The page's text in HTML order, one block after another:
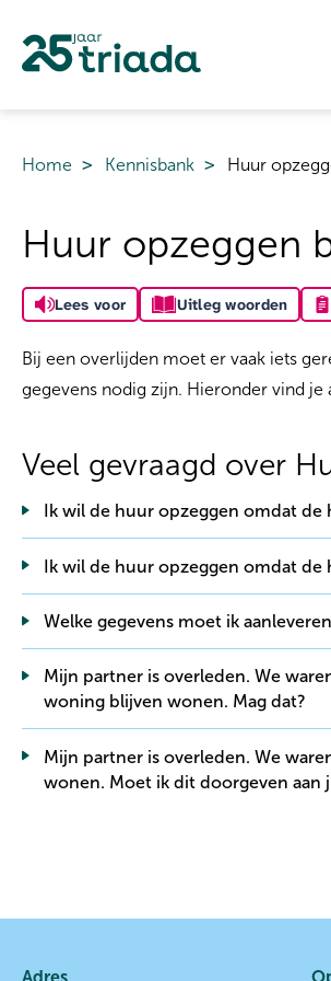
Naar hoofdinhoud
Naar hoofdnavigatiemenu
Naar zoeken
Naar de homepage
Home Kennisbank Huur
Huur opzeggen
Lees voor Uitleg woorden
Bij een overlijden moet er vaak iets
gegevens nodig zijn. Hieronder vind
Veel gevraagd over
Ik wil de huur opzeggen omdat
Ik wil de huur opzeggen omdat
Welke gegevens moet ik
Mijn partner is overleden. We waren niet getrouwd of hadden geen geregistreerd partnerschap. Ik wil in de
woning blijven wonen. Mag dat?
Mijn partner is overleden. We waren getrouwd of hadden een geregistreerd partnerschap. Ik blijf in de woning
wonen. Moet ik dit doorgeven aan
Adres